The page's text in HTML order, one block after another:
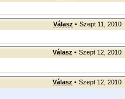
Válasz • Szept 11, 2010
Válasz • Szept 12, 2010
Válasz • Szept 12, 2010